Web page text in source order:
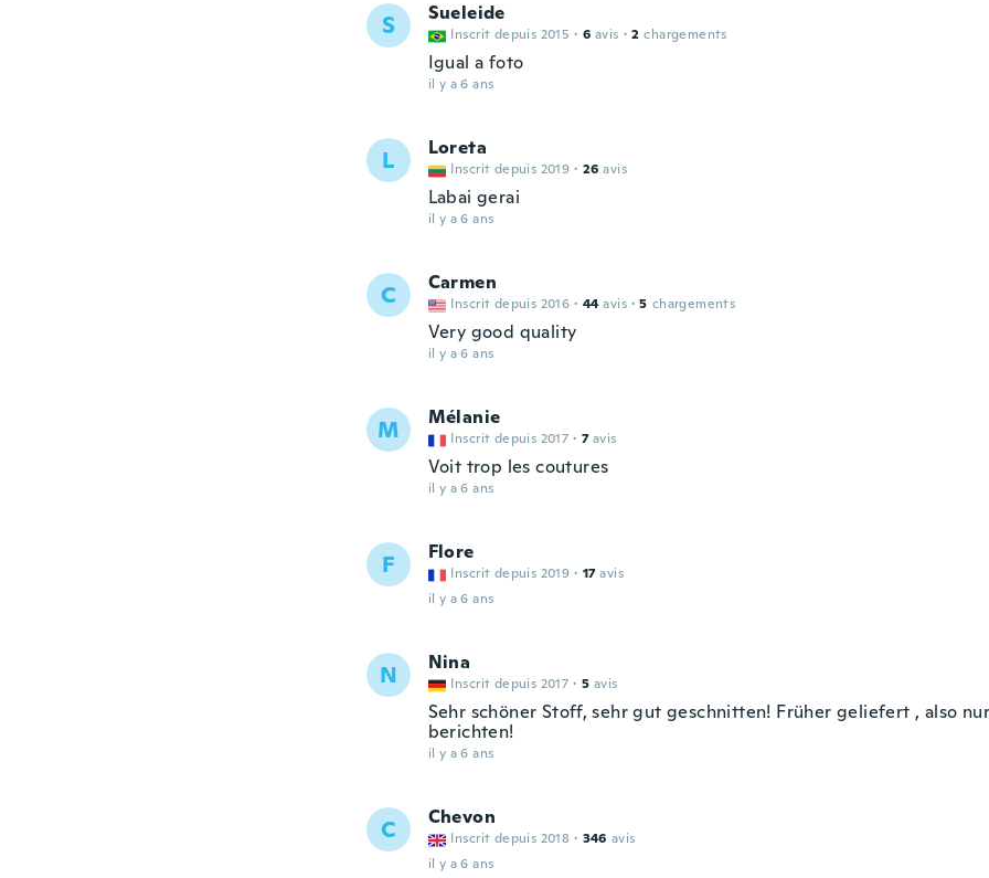
S Sueleide
Inscrit depuis 2015 · 6 avis · 2 chargements
Igual a foto
il y a 6 ans
L Loreta
Inscrit depuis 2019 · 26 avis
Labai gerai
il y a 6 ans
C Carmen
Inscrit depuis 2016 · 44 avis · 5 chargements
Very good quality
il y a 6 ans
M Mélanie
Inscrit depuis 2017 · 7 avis
Voit trop les coutures
il y a 6 ans
F Flore
Inscrit depuis 2019 · 17 avis
il y a 6 ans
N Nina
Inscrit depuis 2017 · 5 avis
Sehr schöner Stoff, sehr gut geschnitten! Früher geliefert , also
berichten!
il y a 6 ans
C Chevon
Inscrit depuis 2018 · 346 avis
il y a 6 ans